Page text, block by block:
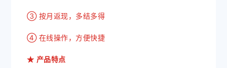
③ 按月返现，多结多得
④ 在线操作，方便快捷
★ 产品特点